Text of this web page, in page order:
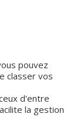
classer vos
d'entre
la gestion